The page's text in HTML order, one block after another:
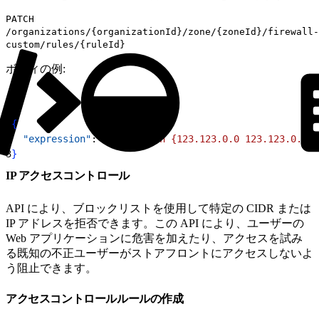
PATCH
/organizations/{organizationId}/zone/{zoneId}/firewall-
custom/rules/{ruleId}
ボディの例:
{
  "expression"
:
"(ip.src in {123.123.0.0 123.123.0.1
3}
IP アクセスコントロール
API により、ブロックリストを使用して特定の CIDR または
IP アドレスを拒否できます。この API により、ユーザーの
Web アプリケーションに危害を加えたり、アクセスを試み
る既知の不正ユーザーがストアフロントにアクセスしないよ
う阻止できます。
アクセスコントロールルールの作成